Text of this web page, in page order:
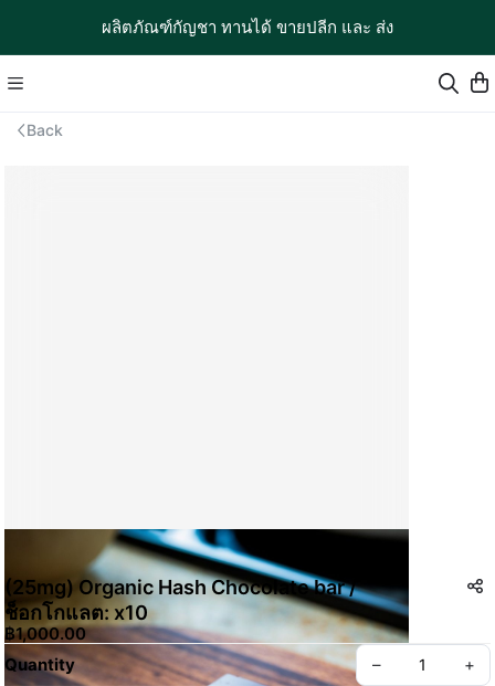
ผลิตภัณฑ์กัญชา ทานได้ ขายปลีก และ ส่ง
Back
(25mg) Organic Hash Chocolate bar /
ช็อกโกแลต: x10
฿1,000.00
Quantity
– +